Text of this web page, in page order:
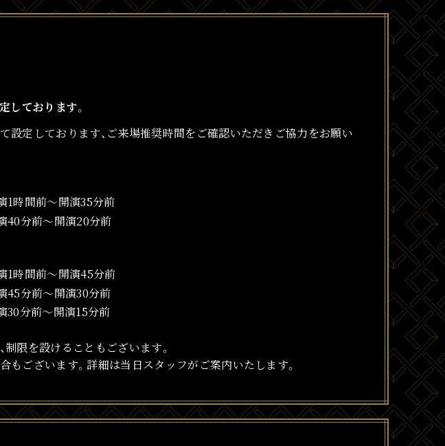
しております。
設定しております、ご来場推奨時間をご確認いただきご協力をお願い
1時間前～開演35分前
40分前～開演20分前
1時間前～開演45分前
45分前～開演30分前
30分前～開演15分前
限を設けることもございます。
ございます。詳細は当日スタッフがご案内いたします。